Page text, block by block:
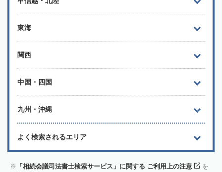
東海
関西
中国・四国
九州・沖縄
よく検索されるエリア
「相続会議司法書士検索サービス」に関する ご利用上の注意
を